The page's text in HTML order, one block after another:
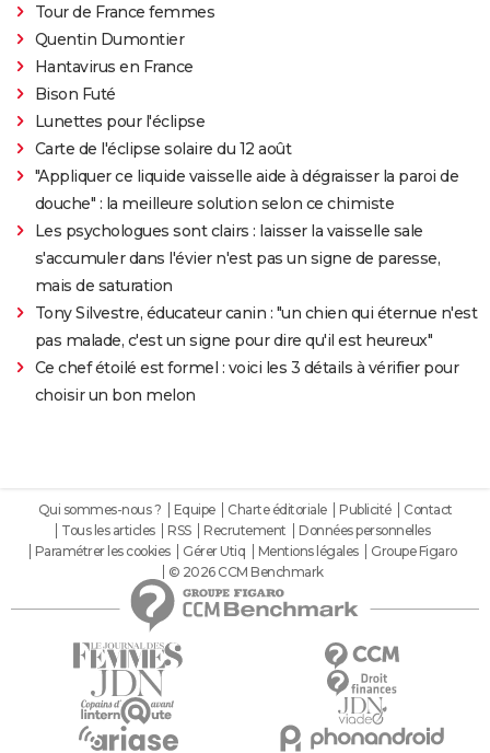
Tour de France femmes
Quentin Dumontier
Hantavirus en France
Bison Futé
Lunettes pour l'éclipse
Carte de l'éclipse solaire du 12 août
"Appliquer ce liquide vaisselle aide à dégraisser la paroi de
douche" : la meilleure solution selon ce chimiste
Les psychologues sont clairs : laisser la vaisselle sale
s'accumuler dans l'évier n'est pas un signe de paresse,
mais de saturation
Tony Silvestre, éducateur canin : "un chien qui éternue n'est
pas malade, c'est un signe pour dire qu'il est heureux"
Ce chef étoilé est formel : voici les 3 détails à vérifier pour
choisir un bon melon
Qui sommes-nous ? Equipe Charte éditoriale Publicité
Contact
Tous les articles
RSS Recrutement
Données personnelles
Paramétrer les cookies
Gérer Utiq Mentions légales
Groupe Figaro
© 2026 CCM Benchmark